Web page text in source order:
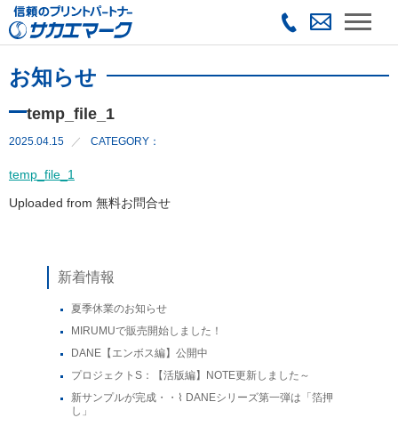
お知らせ
temp_file_1
2025.04.15 CATEGORY：
temp_file_1
Uploaded from 無料お問合せ
新着情報
夏季休業のお知らせ
MIRUMUで販売開始しました！
DANE【エンボス編】公開中
プロジェクトS：【活版編】NOTE更新しました～
新サンプルが完成・・⌇ DANEシリーズ第一弾は「箔押
し」